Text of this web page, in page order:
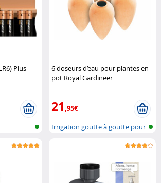
Plus
6 doseurs d’eau pour plantes en
pot Royal Gardineer
21,95€
Irrigation goutte à goutte pour